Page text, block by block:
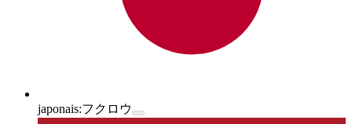
japonais:フクロウ